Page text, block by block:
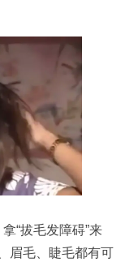
“拔毛发障碍”来
眉毛、睫毛都有可